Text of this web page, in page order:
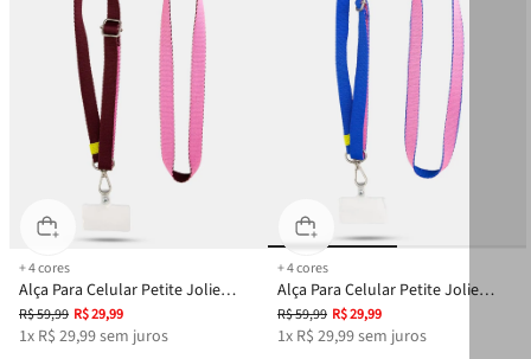
+4cores
Alça Para Celular Petite Jolie
Berry PJ20332
R$59,99 R$29,99
1x R$ 29,99sem juros
+4cores
Alça Para Celular Petite Jolie
Chiclete PJ20332
R$59,99 R$29,99
1x R$ 29,99sem juros